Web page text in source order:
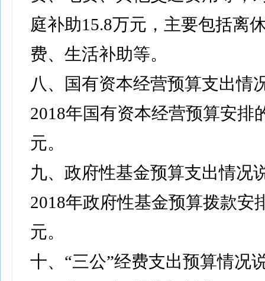
庭补助15.8万元，主要包括离
费、生活补助等。
八、国有资本经营预算支出情
2018年国有资本经营预算安排
元。
九、政府性基金预算支出情况
2018年政府性基金预算拨款安
元。
十、“三公”经费支出预算情况